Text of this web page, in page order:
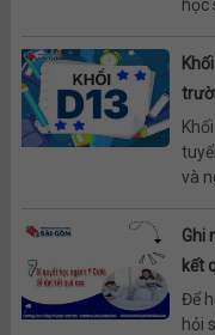
học
và
Ghi
kết
Để
hỏi